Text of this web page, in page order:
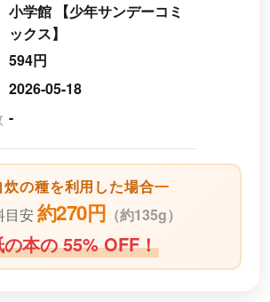
小学館 【少年サンデーコミ
ックス】
594円
2026-05-18
-
炊の種を利用した場合
目安 約270円 （約135g）
本の 55% OFF！